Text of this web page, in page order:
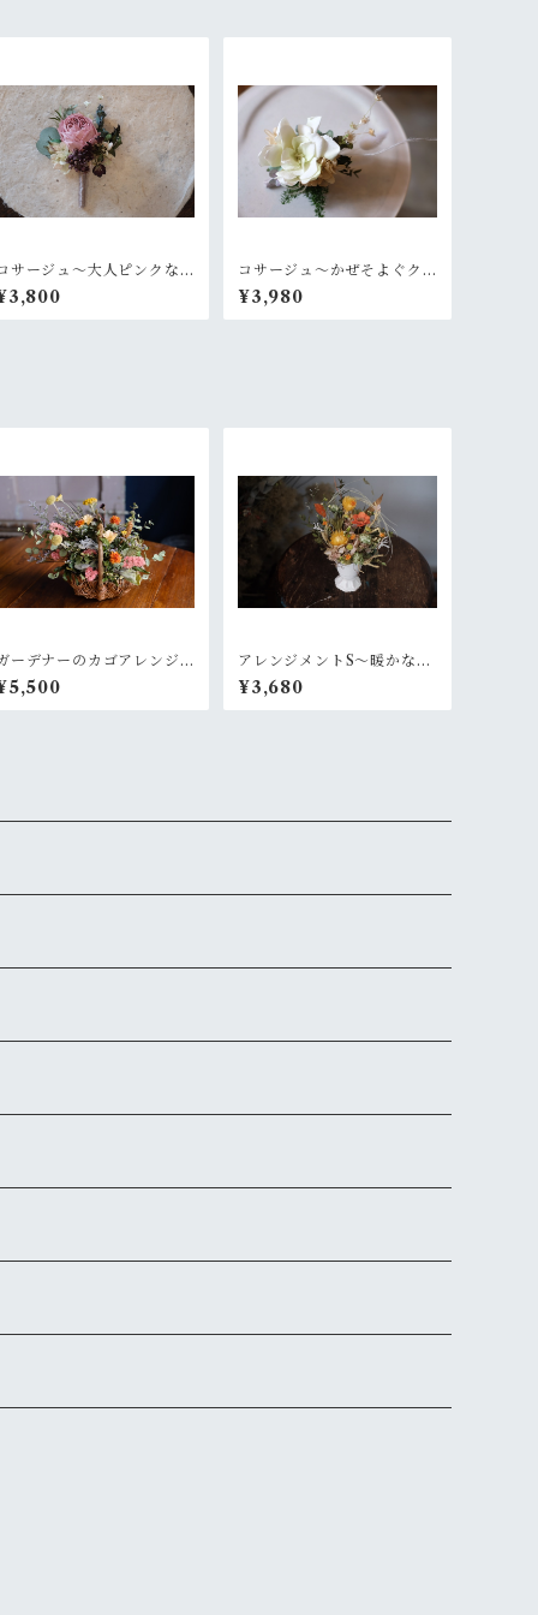
サージュ〜大人ピンクな
ーズ
コサージュ〜かぜそよぐク
チナシ
¥3,980
ーデナーのカゴアレンジ
オレンジ黄色【オーダー
制作】
アレンジメントS〜暖かな陽
射し
¥3,680